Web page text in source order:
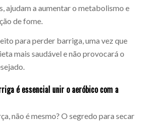
ajudam a aumentar o metabolismo e
de fome.
para perder barriga, uma vez que
mais saudável e não provocará o
é essencial unir o aeróbico com a
não é mesmo? O segredo para secar